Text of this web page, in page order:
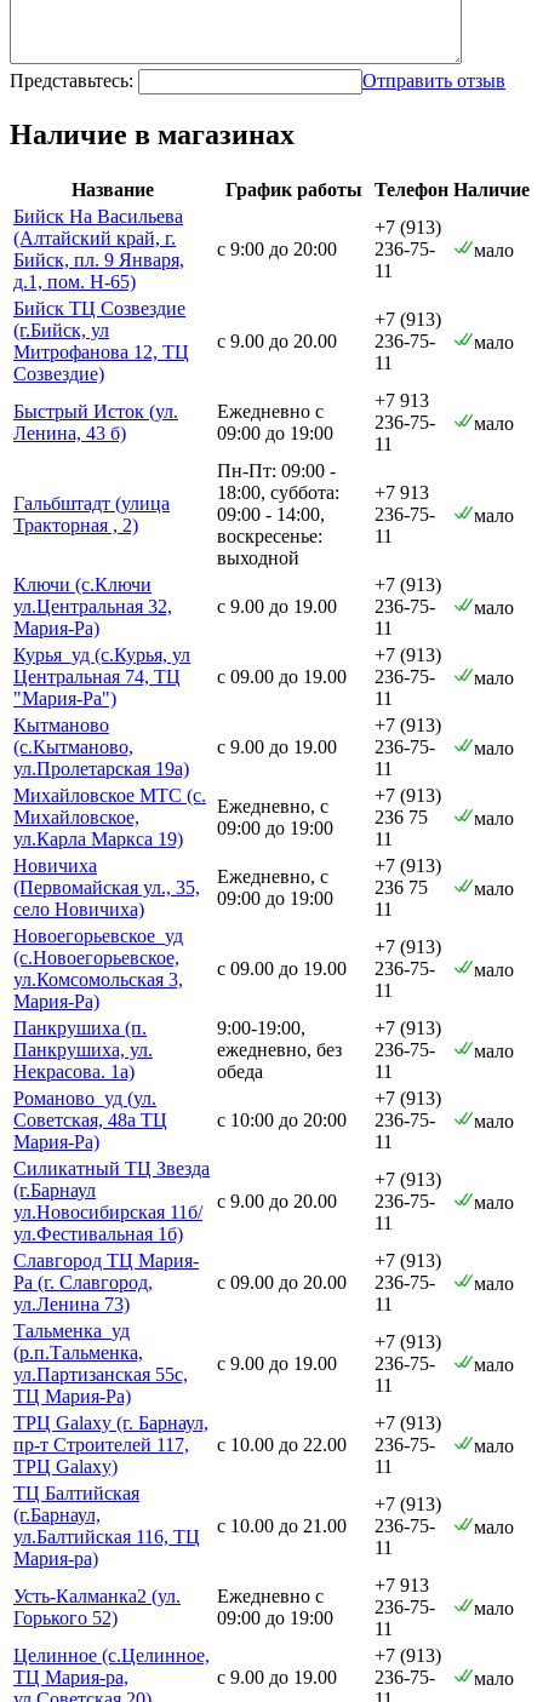
Представьтесь: Отправить отзыв
Наличие в магазинах
Название График работы Телефон Наличие
Бийск На Васильева
(Алтайский край, г.
Бийск, пл. 9 Января,
д.1, пом. Н-65)
с 9:00 до 20:00
+7 (913)
236-75-
11
мало
Бийск ТЦ Созвездие
(г.Бийск, ул
Митрофанова 12, ТЦ
Созвездие)
с 9.00 до 20.00
+7 (913)
236-75-
11
мало
Быстрый Исток (ул.
Ленина, 43 б)
Ежедневно с
09:00 до 19:00
+7 913
236-75-
11
мало
Гальбштадт (улица
Тракторная , 2)
Пн-Пт: 09:00 -
18:00, суббота:
09:00 - 14:00,
воскресенье:
выходной
+7 913
236-75-
11
мало
Ключи (с.Ключи
ул.Центральная 32,
Мария-Ра)
с 9.00 до 19.00
+7 (913)
236-75-
11
мало
Курья_уд (с.Курья, ул
Центральная 74, ТЦ
"Мария-Ра")
с 09.00 до 19.00
+7 (913)
236-75-
11
мало
Кытманово
(с.Кытманово,
ул.Пролетарская 19а)
с 9.00 до 19.00
+7 (913)
236-75-
11
мало
Михайловское МТС (с.
Михайловское,
ул.Карла Маркса 19)
Ежедневно, с
09:00 до 19:00
+7 (913)
236 75
11
мало
Новичиха
(Первомайская ул., 35,
село Новичиха)
Ежедневно, с
09:00 до 19:00
+7 (913)
236 75
11
мало
Новоегорьевское_уд
(с.Новоегорьевское,
ул.Комсомольская 3,
Мария-Ра)
с 09.00 до 19.00
+7 (913)
236-75-
11
мало
Панкрушиха (п.
Панкрушиха, ул.
Некрасова. 1а)
9:00-19:00,
ежедневно, без
обеда
+7 (913)
236-75-
11
мало
Романово_уд (ул.
Советская, 48а ТЦ
Мария-Ра)
с 10:00 до 20:00
+7 (913)
236-75-
11
мало
Силикатный ТЦ Звезда
(г.Барнаул
ул.Новосибирская 11б/
ул.Фестивальная 1б)
с 9.00 до 20.00
+7 (913)
236-75-
11
мало
Славгород ТЦ Мария-
Ра (г. Славгород,
ул.Ленина 73)
с 09.00 до 20.00
+7 (913)
236-75-
11
мало
Тальменка_уд
(р.п.Тальменка,
ул.Партизанская 55с,
ТЦ Мария-Ра)
с 9.00 до 19.00
+7 (913)
236-75-
11
мало
ТРЦ Galaxy (г. Барнаул,
пр-т Строителей 117,
ТРЦ Galaxy)
с 10.00 до 22.00
+7 (913)
236-75-
11
мало
ТЦ Балтийская
(г.Барнаул,
ул.Балтийская 116, ТЦ
Мария-ра)
с 10.00 до 21.00
+7 (913)
236-75-
11
мало
Усть-Калманка2 (ул.
Горького 52)
Ежедневно с
09:00 до 19:00
+7 913
236-75-
11
мало
Целинное (с.Целинное,
ТЦ Мария-ра,
с 9.00 до 19.00
+7 (913)
236-75-
мало